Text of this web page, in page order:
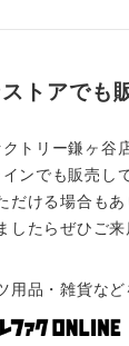
トアでも
トリー鎌ヶ谷
ンでも販売し
だける場合もあ
したらぜひご来
用品・雑貨など